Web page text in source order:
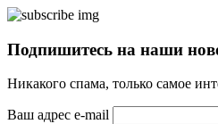
Подпишитесь на наши
Никакого спама, только самое
Ваш адрес e-mail